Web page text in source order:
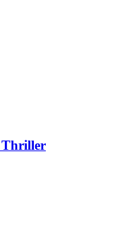
Thriller